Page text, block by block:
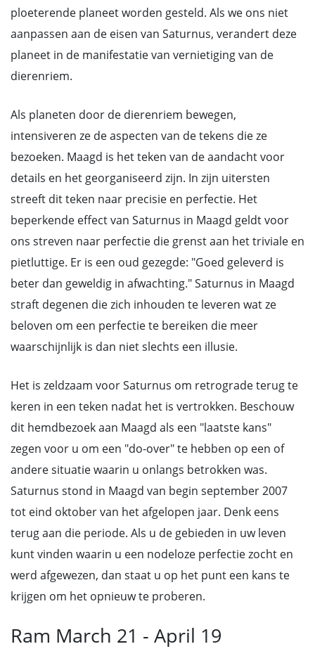
ploeterende planeet worden gesteld. Als we ons niet
aanpassen aan de eisen van Saturnus, verandert deze
planeet in de manifestatie van vernietiging van de
dierenriem.
Als planeten door de dierenriem bewegen,
intensiveren ze de aspecten van de tekens die ze
bezoeken. Maagd is het teken van de aandacht voor
details en het georganiseerd zijn. In zijn uitersten
streeft dit teken naar precisie en perfectie. Het
beperkende effect van Saturnus in Maagd geldt voor
ons streven naar perfectie die grenst aan het triviale en
pietluttige. Er is een oud gezegde: "Goed geleverd is
beter dan geweldig in afwachting." Saturnus in Maagd
straft degenen die zich inhouden te leveren wat ze
beloven om een perfectie te bereiken die meer
waarschijnlijk is dan niet slechts een illusie.
Het is zeldzaam voor Saturnus om retrograde terug te
keren in een teken nadat het is vertrokken. Beschouw
dit hemdbezoek aan Maagd als een "laatste kans"
zegen voor u om een "do-over" te hebben op een of
andere situatie waarin u onlangs betrokken was.
Saturnus stond in Maagd van begin september 2007
tot eind oktober van het afgelopen jaar. Denk eens
terug aan die periode. Als u de gebieden in uw leven
kunt vinden waarin u een nodeloze perfectie zocht en
werd afgewezen, dan staat u op het punt een kans te
krijgen om het opnieuw te proberen.
Ram March 21 - April 19